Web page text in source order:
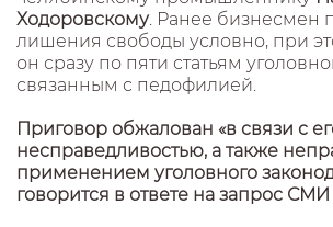
Ходоровскому. Ранее бизнесмен
лишения свободы условно, при
он сразу по пяти статьям
связанным с педофилией.
Приговор обжалован «в связи с
несправедливостью, а также
применением уголовного
говорится в ответе на запрос СМИ